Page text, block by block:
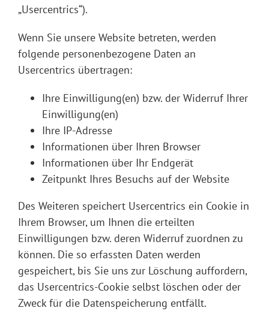
„Usercentrics“).
Wenn Sie unsere Website betreten, werden
folgende personenbezogene Daten an
Usercentrics übertragen:
Ihre Einwilligung(en) bzw. der Widerruf Ihrer
Einwilligung(en)
Ihre IP-Adresse
Informationen über Ihren Browser
Informationen über Ihr Endgerät
Zeitpunkt Ihres Besuchs auf der Website
Des Weiteren speichert Usercentrics ein Cookie in
Ihrem Browser, um Ihnen die erteilten
Einwilligungen bzw. deren Widerruf zuordnen zu
können. Die so erfassten Daten werden
gespeichert, bis Sie uns zur Löschung auffordern,
das Usercentrics-Cookie selbst löschen oder der
Zweck für die Datenspeicherung entfällt.